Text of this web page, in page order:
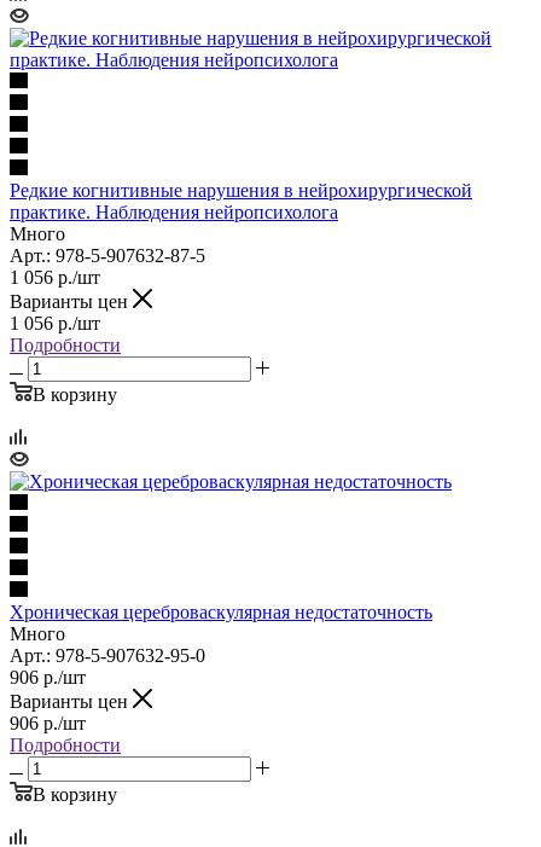
Редкие когнитивные нарушения в нейрохирургической
практике. Наблюдения нейропсихолога
Много
Арт.: 978-5-907632-87-5
1 056 р./шт
Варианты цен
1 056 р./шт
Подробности
В корзину
Хроническая цереброваскулярная недостаточность
Много
Арт.: 978-5-907632-95-0
906 р./шт
Варианты цен
906 р./шт
Подробности
В корзину